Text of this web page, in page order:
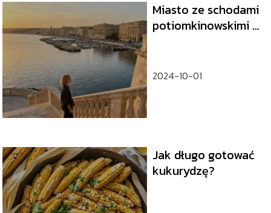
Miasto ze schodami
potiomkinowskimi –
2024-10-01
Jak długo gotować
kukurydzę?